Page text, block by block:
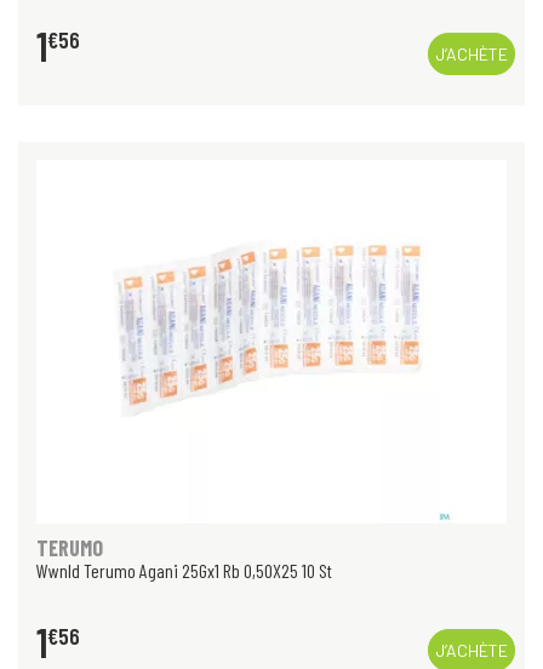
1€56
J’ACHÈTE
TERUMO
Wwnld Terumo Agani 25Gx1 Rb 0,50X25 10 St
1€56
J’ACHÈTE